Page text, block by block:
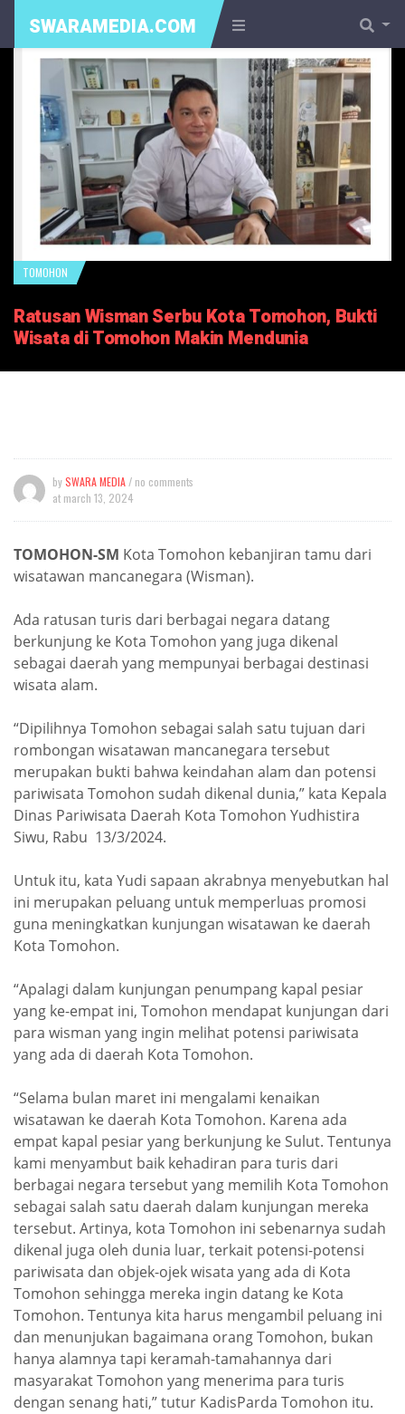
SWARAMEDIA.COM
TOMOHON
Ratusan Wisman Serbu Kota Tomohon, Bukti
Wisata di Tomohon Makin Mendunia
bySWARA MEDIA/ no comments
at march 13, 2024
TOMOHON-SM Kota Tomohon kebanjiran tamu dari
wisatawan mancanegara (Wisman).
Ada ratusan turis dari berbagai negara datang
berkunjung ke Kota Tomohon yang juga dikenal
sebagai daerah yang mempunyai berbagai destinasi
wisata alam.
“Dipilihnya Tomohon sebagai salah satu tujuan dari
rombongan wisatawan mancanegara tersebut
merupakan bukti bahwa keindahan alam dan potensi
pariwisata Tomohon sudah dikenal dunia,” kata Kepala
Dinas Pariwisata Daerah Kota Tomohon Yudhistira
Siwu, Rabu 13/3/2024.
Untuk itu, kata Yudi sapaan akrabnya menyebutkan hal
ini merupakan peluang untuk memperluas promosi
guna meningkatkan kunjungan wisatawan ke daerah
Kota Tomohon.
“Apalagi dalam kunjungan penumpang kapal pesiar
yang ke-empat ini, Tomohon mendapat kunjungan dari
para wisman yang ingin melihat potensi pariwisata
yang ada di daerah Kota Tomohon.
“Selama bulan maret ini mengalami kenaikan
wisatawan ke daerah Kota Tomohon. Karena ada
empat kapal pesiar yang berkunjung ke Sulut. Tentunya
kami menyambut baik kehadiran para turis dari
berbagai negara tersebut yang memilih Kota Tomohon
sebagai salah satu daerah dalam kunjungan mereka
tersebut. Artinya, kota Tomohon ini sebenarnya sudah
dikenal juga oleh dunia luar, terkait potensi-potensi
pariwisata dan objek-ojek wisata yang ada di Kota
Tomohon sehingga mereka ingin datang ke Kota
Tomohon. Tentunya kita harus mengambil peluang ini
dan menunjukan bagaimana orang Tomohon, bukan
hanya alamnya tapi keramah-tamahannya dari
masyarakat Tomohon yang menerima para turis
dengan senang hati,” tutur KadisParda Tomohon itu.